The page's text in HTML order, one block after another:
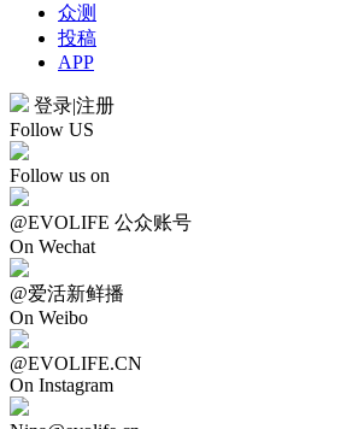
众测
投稿
APP
登录|注册
Follow US
Follow us on
@EVOLIFE 公众账号
On Wechat
@爱活新鲜播
On Weibo
@EVOLIFE.CN
On Instagram